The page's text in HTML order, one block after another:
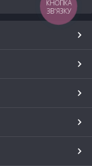
КНОПКА
ЗВ'ЯЗКУ